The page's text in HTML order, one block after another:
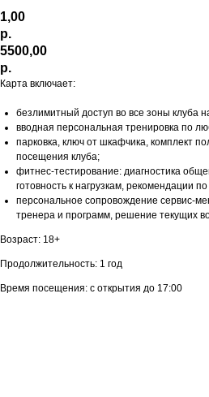
1,00
р.
5500,00
р.
Карта включает:
безлимитный доступ во все зоны клуба
вводная персональная тренировка по
парковка, ключ от шкафчика, комплект
посещения клуба;
фитнес-тестирование: диагностика
готовность к нагрузкам, рекомендации
персональное сопровождение сервис-
тренера и программ, решение текущих
Возраст: 18+
Продолжительность: 1 год
Время посещения: с открытия до 17:00